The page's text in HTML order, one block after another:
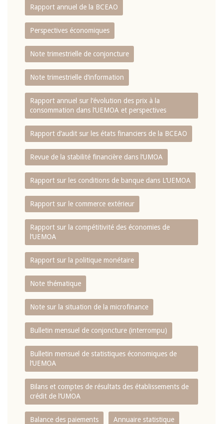
Rapport annuel de la BCEAO
Perspectives économiques
Note trimestrielle de conjoncture
Note trimestrielle d‘information
Rapport annuel sur l‘évolution des prix à la
consommation dans l‘UEMOA et perspectives
Rapport d‘audit sur les états financiers de la BCEAO
Revue de la stabilité financière dans l‘UMOA
Rapport sur les conditions de banque dans L‘UEMOA
Rapport sur le commerce extérieur
Rapport sur la compétitivité des économies de
l‘UEMOA
Rapport sur la politique monétaire
Note thématique
Note sur la situation de la microfinance
Bulletin mensuel de conjoncture (interrompu)
Bulletin mensuel de statistiques économiques de
l‘UEMOA
Bilans et comptes de résultats des établissements de
crédit de l‘UMOA
Balance des paiements Annuaire statistique